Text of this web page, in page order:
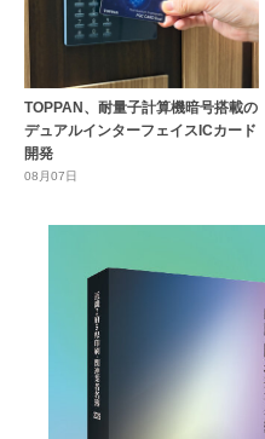
TOPPAN、耐量子計算機暗号搭載の
デュアルインターフェイスICカード
開発
08月07日